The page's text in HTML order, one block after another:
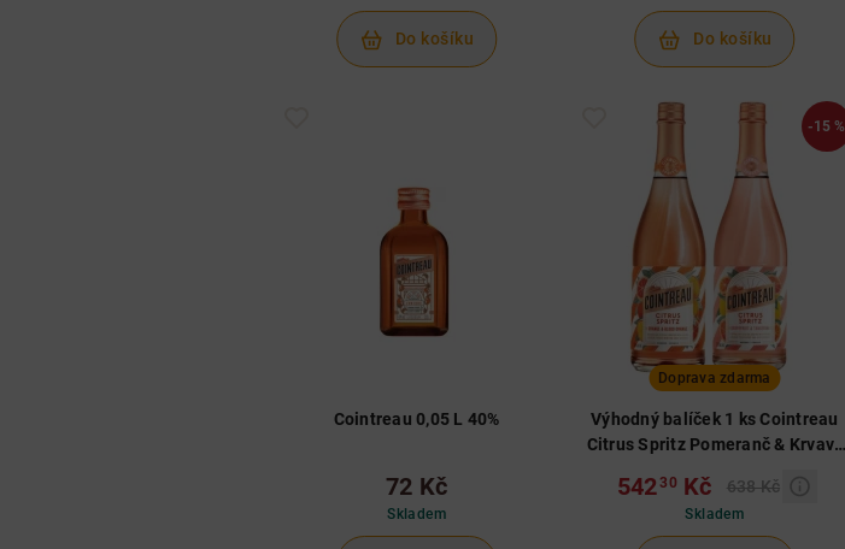
Do košíku Do košíku
Cointreau 0,05 L 40%
72 Kč
Skladem
-15 %
Doprava zdarma
Výhodný balíček 1 ks Cointreau
Citrus Spritz Pomeranč & Krvavý
Cointreau Citrus Spritz Grep &
Mandarinka 0,75 L 10,5%
542 30 Kč 638 Kč
Skladem